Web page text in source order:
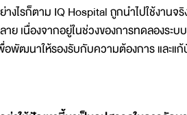
างไรก็ตาม IQ Hospital ถูกนำไปใช้งานจ
าย เนื่องจากอยู่ในช่วงของการทดลองร
อพัฒนาให้รองรับกับความต้องการ และแ